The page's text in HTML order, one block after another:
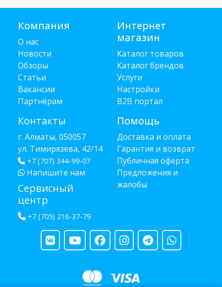
Компания
О нас
Новости
Обзоры
Статьи
Вакансии
Партнёрам
Контакты
г. Алматы, 050057
ул. Тимирязева, 42/14
+7 (707) 344-99-07
Напишите нам
Сервисный
центр
+7 (705) 216-37-79
Интернет
магазин
Каталог товаров
Каталог брендов
Услуги
Настройки
B2B портал
Помощь
Доставка и оплата
Гарантия и возврат
Публичная оферта
Предложения и
жалобы